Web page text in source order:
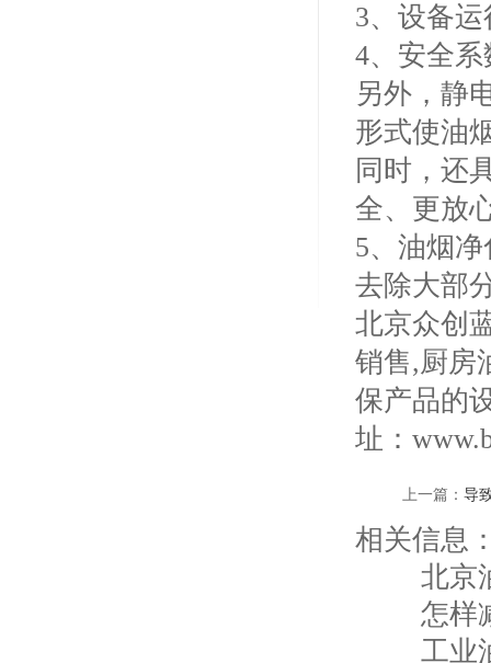
3、设备
4、安全
另外，静
形式使油
同时，还
全、更放
5、油烟
去除大部
北京众创
销售,厨房
保产品的
址：
上一篇： 导
相关信息
北京
怎样
工业